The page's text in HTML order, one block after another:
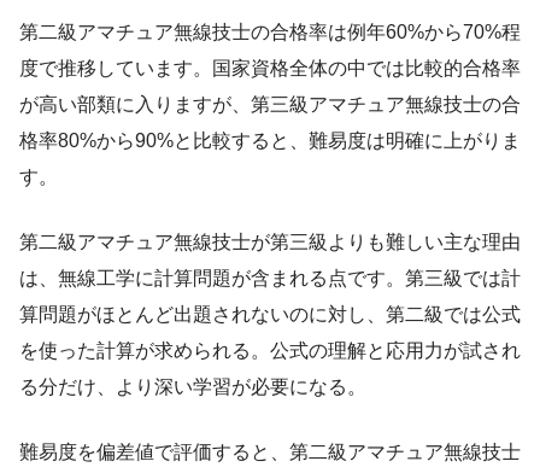
第二級アマチュア無線技士の合格率は例年60%から70%程
度で推移しています。国家資格全体の中では比較的合格率
が高い部類に入りますが、第三級アマチュア無線技士の合
格率80%から90%と比較すると、難易度は明確に上がりま
す。
第二級アマチュア無線技士が第三級よりも難しい主な理由
は、無線工学に計算問題が含まれる点です。第三級では計
算問題がほとんど出題されないのに対し、第二級では公式
を使った計算が求められる。公式の理解と応用力が試され
る分だけ、より深い学習が必要になる。
難易度を偏差値で評価すると、第二級アマチュア無線技士